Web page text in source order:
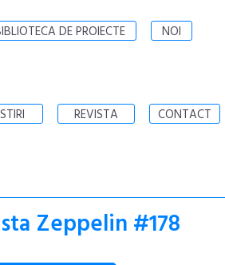
DE PROIECTE NOI
STIRI REVISTA CONTACT
Zeppelin #178